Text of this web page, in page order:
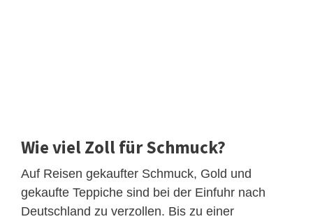
Wie viel Zoll für Schmuck?
Auf Reisen gekaufter Schmuck, Gold und
gekaufte Teppiche sind bei der Einfuhr nach
Deutschland zu verzollen. Bis zu einer